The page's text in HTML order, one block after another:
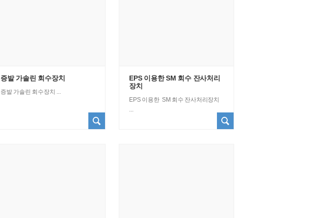
증발 가솔린 회수장치
증발 가솔린 회수장치 ...
EPS 이용한 SM 회수 잔사처리
장치
EPS 이용한 SM 회수 잔사처리장치
...